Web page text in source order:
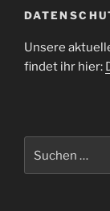
Unsere
findet ihr hier:
nach: